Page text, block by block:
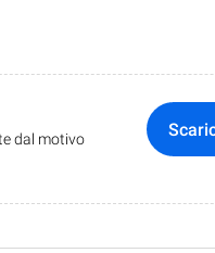
dal motivo